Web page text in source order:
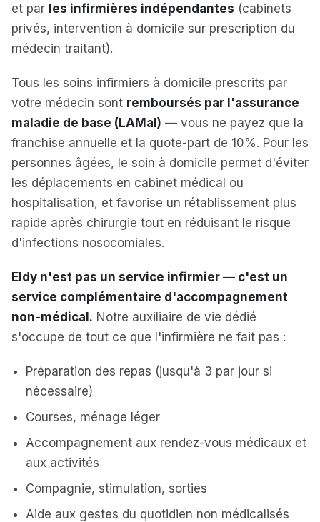
et par les infirmières indépendantes (cabinets
privés, intervention à domicile sur prescription du
médecin traitant).
Tous les soins infirmiers à domicile prescrits par
votre médecin sont remboursés par l'assurance
maladie de base (LAMal) — vous ne payez que la
franchise annuelle et la quote-part de 10%. Pour les
personnes âgées, le soin à domicile permet d'éviter
les déplacements en cabinet médical ou
hospitalisation, et favorise un rétablissement plus
rapide après chirurgie tout en réduisant le risque
d'infections nosocomiales.
Eldy n'est pas un service infirmier — c'est un
service complémentaire d'accompagnement
non-médical. Notre auxiliaire de vie dédié
s'occupe de tout ce que l'infirmière ne fait pas :
Préparation des repas (jusqu'à 3 par jour si
nécessaire)
Courses, ménage léger
Accompagnement aux rendez-vous médicaux et
aux activités
Compagnie, stimulation, sorties
Aide aux gestes du quotidien non médicalisés